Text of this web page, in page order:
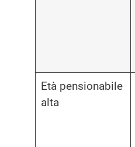
Età pensionabile
alta